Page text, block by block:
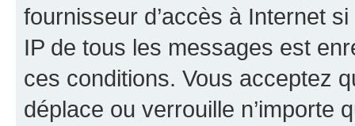
fournisseur d’accès à Internet
IP de tous les messages est
ces conditions. Vous acceptez
déplace ou verrouille n’importe